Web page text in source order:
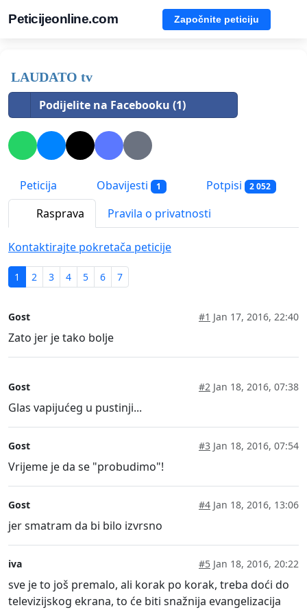
Peticijeonline.com Započnite peticiju
LAUDATO tv
Podijelite na Facebooku (1)
Peticija Obavijesti 1 Potpisi 2 052
Rasprava Pravila o privatnosti
Kontaktirajte pokretača peticije
1 2 3 4 5 6 7
Gost #1 Jan 17, 2016, 22:40
Zato jer je tako bolje
Gost #2 Jan 18, 2016, 07:38
Glas vapijućeg u pustinji...
Gost #3 Jan 18, 2016, 07:54
Vrijeme je da se "probudimo"!
Gost #4 Jan 18, 2016, 13:06
jer smatram da bi bilo izvrsno
iva #5 Jan 18, 2016, 20:22
sve je to još premalo, ali korak po korak, treba doći do
televizijskog ekrana, to će biti snažnija evangelizacija